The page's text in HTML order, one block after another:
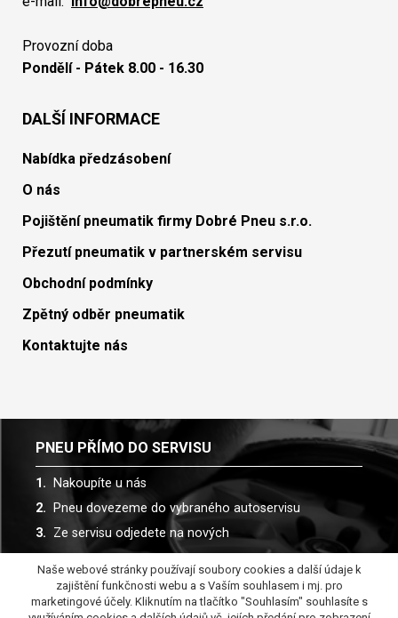
Provozní doba
Pondělí - Pátek 8.00 - 16.30
DALŠÍ INFORMACE
Nabídka předzásobení
O nás
Pojištění pneumatik firmy Dobré Pneu s.r.o.
Přezutí pneumatik v partnerském servisu
Obchodní podmínky
Zpětný odběr pneumatik
Kontaktujte nás
PNEU PŘÍMO DO SERVISU
Nakoupíte u nás
Pneu dovezeme do vybraného autoservisu
Ze servisu odjedete na nových
Spolupracujeme s více než 30 autoservisy
Naše webové stránky používají soubory cookies a další údaje k
zajištění funkčnosti webu a s Vaším souhlasem i mj. pro
marketingové účely. Kliknutím na tlačítko "Souhlasím" souhlasíte s